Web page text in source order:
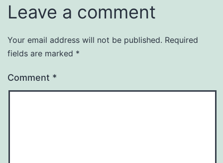
Leave a comment
Your email address will not be published. Required
fields are marked *
Comment *